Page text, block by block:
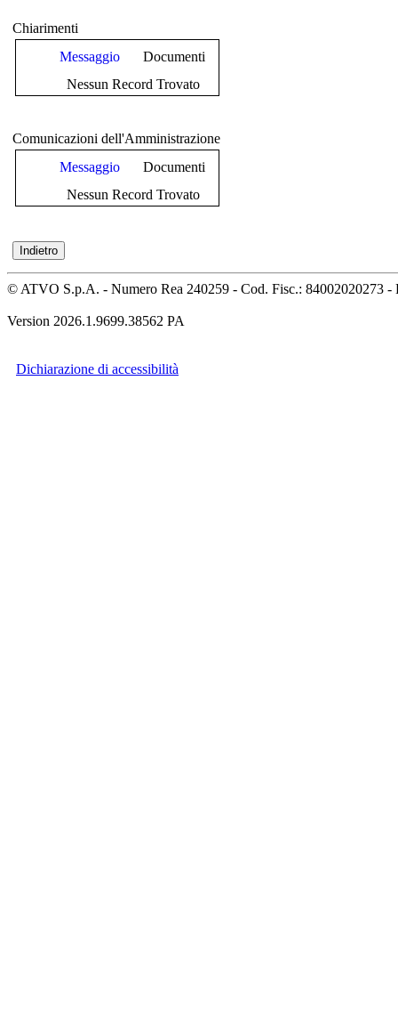
Chiarimenti
Messaggio
Documenti
Nessun Record Trovato
Comunicazioni dell'Amministrazione
Messaggio
Documenti
Nessun Record Trovato
© ATVO S.p.A. - Numero Rea 240259 - Cod. Fisc.: 84002020273 -
Version 2026.1.9699.38562 PA
Dichiarazione di accessibilità